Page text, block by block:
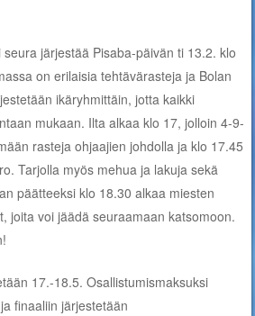
järjestää Pisaba-päivän ti 13.2. klo
on erilaisia tehtävärasteja ja Bolan
ikäryhmittäin, jotta kaikki
mukaan. Ilta alkaa klo 17, jolloin 4-9-
rasteja ohjaajien johdolla ja klo 17.45
Tarjolla myös mehua ja lakuja sekä
päätteeksi klo 18.30 alkaa miesten
joita voi jäädä seuraamaan katsomoon.
17.-18.5. Osallistumismaksuksi
finaaliin järjestetään